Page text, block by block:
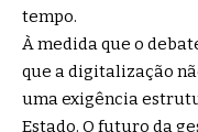
tempo.
À medida que o
que a digitalização
uma exigência
Estado. O futuro da